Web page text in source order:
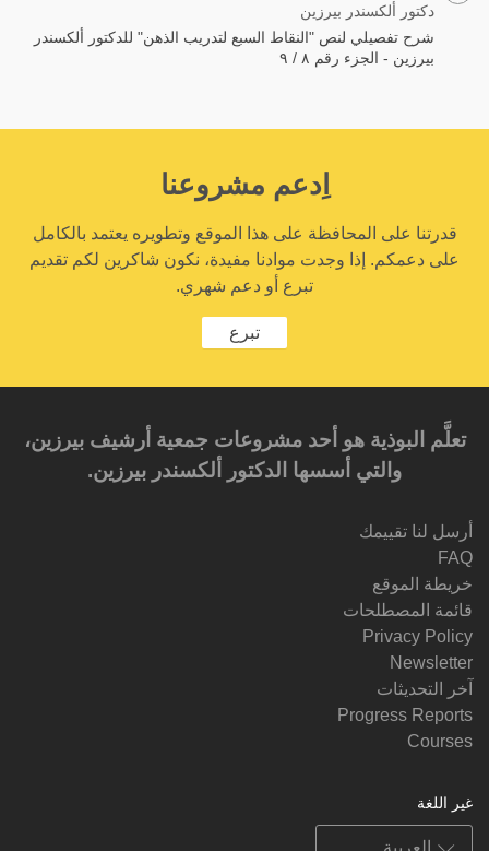
دكتور ألكسندر بيرزين
شرح تفصيلي لنص "النقاط السبع لتدريب الذهن" للدكتور ألكسندر
بيرزين - الجزء رقم ٨ / ٩
اِدعم مشروعنا
قدرتنا على المحافظة على هذا الموقع وتطويره يعتمد بالكامل
على دعمكم. إذا وجدت موادنا مفيدة، نكون شاكرين لكم تقديم
تبرع أو دعم شهري.
تبرع
تعلَّم البوذية هو أحد مشروعات جمعية أرشيف بيرزين،
والتي أسسها الدكتور ألكسندر بيرزين.‎‎
أرسل لنا تقييمك
FAQ
خريطة الموقع
قائمة المصطلحات
Privacy Policy
Newsletter
آخر التحديثات
Progress Reports
Courses
غير اللغة